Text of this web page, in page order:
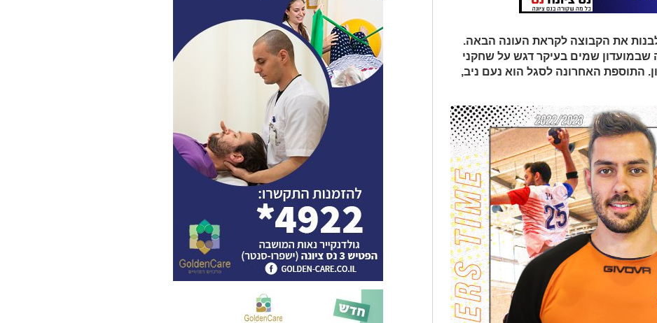
את הקבוצה לקראת העונה הבאה.
שבמועדון שמים בעיקר דגש על שחקני
התוספת האחרונה לסגל הוא נעם ניב,